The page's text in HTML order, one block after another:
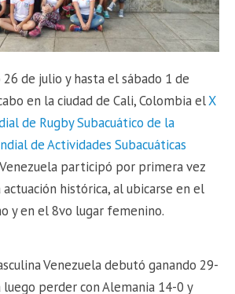
de julio y hasta el sábado 1 de
en la ciudad de Cali, Colombia elX
de Rugby Subacuático de la
de Actividades Subacuáticas
participó por primera vez
actuación histórica, al ubicarse en el
y en el 8vo lugar femenino.
Venezuela debutó ganando 29-
luego perder con Alemania 14-0 y